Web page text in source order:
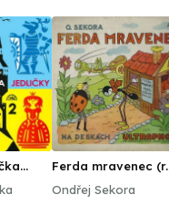
Ferda mravenec (r.
Ondřej Sekora